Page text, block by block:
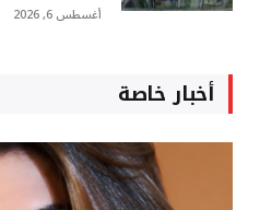
أغسطس 6, 2026
أخبار خاصة